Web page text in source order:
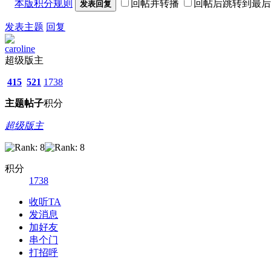
本版积分规则 发表回复 回帖并转播 回帖后跳转到最
发表主题 回复
caroline
超级版主
415
主题
521
帖子
1738
积分
超级版主
积分
1738
收听TA
发消息
加好友
串个门
打招呼